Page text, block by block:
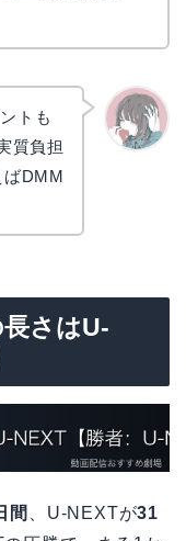
トも
質負担
ばDMM
さはU-
間 、U-NEXTが31